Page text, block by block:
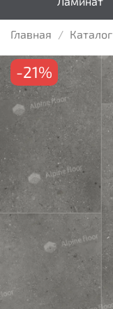
Главная Каталог
-21%